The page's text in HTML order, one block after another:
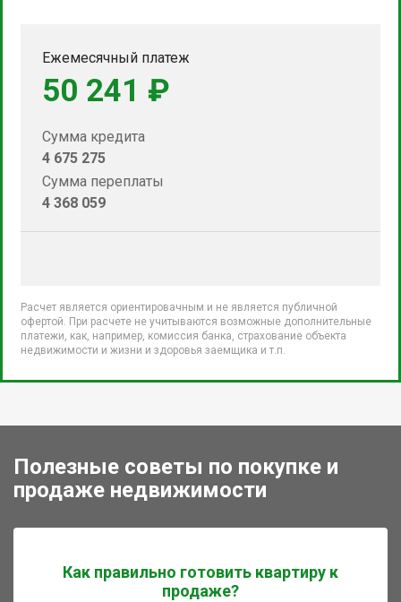
Ежемесячный платеж
50 241 ₽
Сумма кредита
4 675 275
Сумма переплаты
4 368 059
Расчет является ориентировачным и не является публичной
офертой. При расчете не учитываются возможные дополнительные
платежи, как, например, комиссия банка, страхование объекта
недвижимости и жизни и здоровья заемщика и т.п.
Полезные советы по покупке и
продаже недвижимости
Как правильно готовить квартиру к
продаже?